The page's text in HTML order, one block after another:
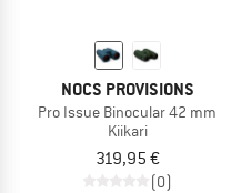
NOCS PROVISIONS
Pro Issue Binocular 42 mm
Kiikari
319,95 €
(0)